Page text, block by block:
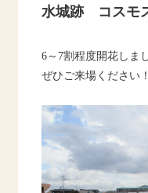
水城跡 コスモ
6～7割程度開花しま
ぜひご来場ください！